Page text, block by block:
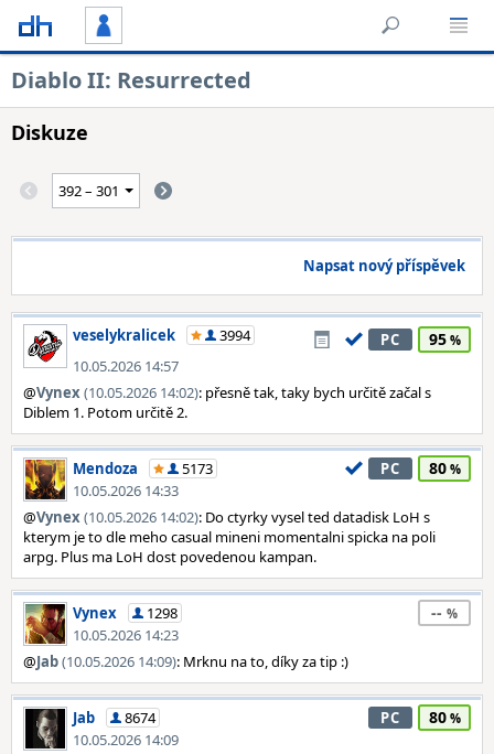
Diablo II: Resurrected
Diskuze
Napsat nový příspěvek
veselykralicek
3994
10.05.2026 14:57
PC 95
@Vynex(10.05.2026 14:02): přesně tak, taky bych určitě začal s
Diblem 1. Potom určitě 2.
Mendoza
5173
10.05.2026 14:33
PC 80
@Vynex(10.05.2026 14:02): Do ctyrky vysel ted datadisk LoH s
kterym je to dle meho casual mineni momentalni spicka na poli
arpg. Plus ma LoH dost povedenou kampan.
Vynex
1298
10.05.2026 14:23
--
@Jab(10.05.2026 14:09): Mrknu na to, díky za tip :)
Jab
8674
10.05.2026 14:09
PC 80